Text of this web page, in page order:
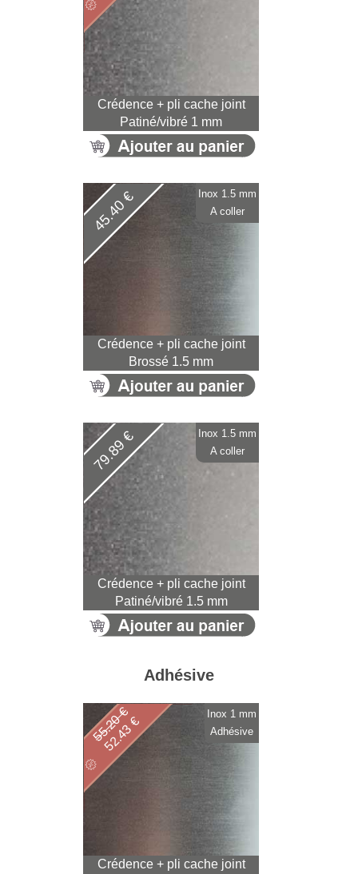
Crédence + pli cache joint
Patiné/vibré 1 mm
Crédence + pli cache joint
Brossé 1.5 mm
45.40 €
Inox 1.5 mm
A coller
Crédence + pli cache joint
Patiné/vibré 1.5 mm
79.89 €
Inox 1.5 mm
A coller
Adhésive
Crédence + pli cache joint
52.43 €
55.20 €
Inox 1 mm
Adhésive